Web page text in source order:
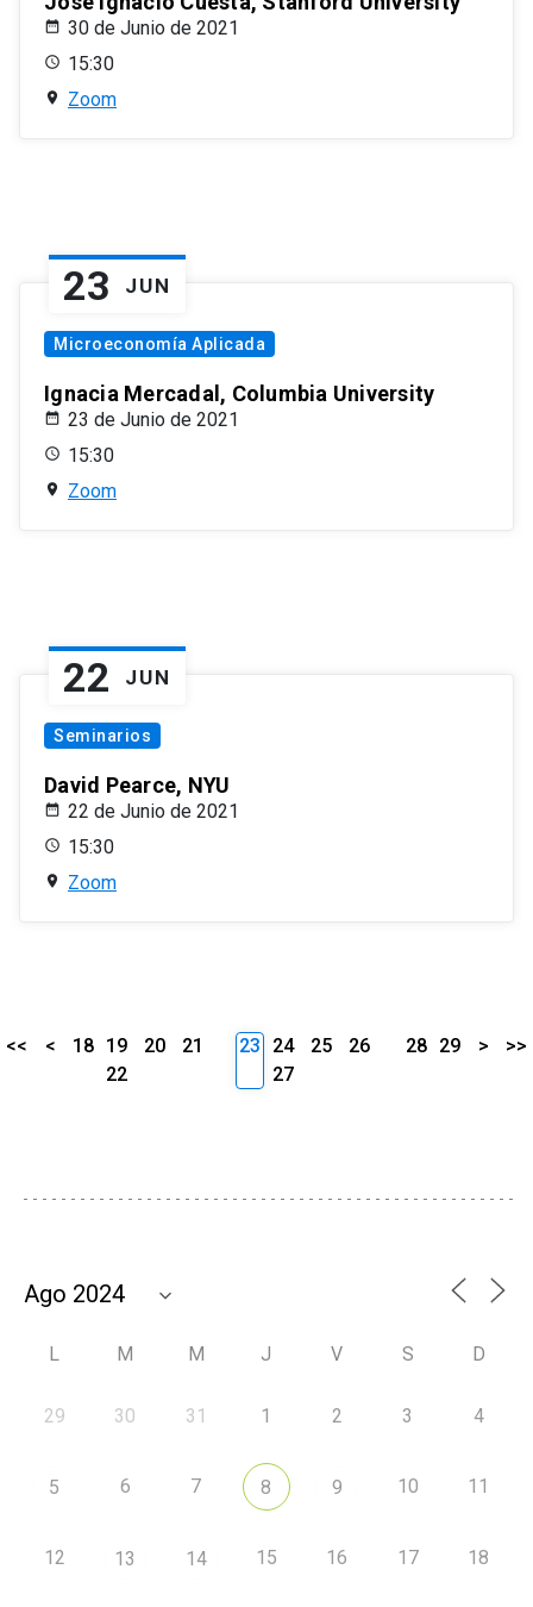
30 de Junio de 2021
15:30
Zoom
23 JUN
Microeconomía Aplicada
Ignacia Mercadal, Columbia University
23 de Junio de 2021
15:30
Zoom
22 JUN
Seminarios
David Pearce, NYU
22 de Junio de 2021
15:30
Zoom
<< < 18 19 20
21
22
23 24 25
26
27
28 29 > >>
L M M J V S D
29 30 31 1 2 3 4
5 6 7 8 9 10 11
12 13 14 15 16 17 18